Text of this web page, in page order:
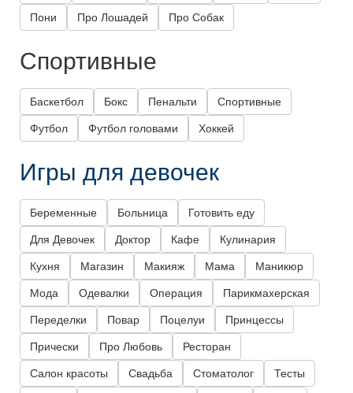
Пони Про Лошадей Про Собак
Спортивные
Баскетбол Бокс Пенальти Спортивные
Футбол Футбол головами Хоккей
Игры для девочек
Беременные Больница Готовить еду
Для Девочек Доктор Кафе Кулинария
Кухня Магазин Макияж Мама Маникюр
Мода Одевалки Операция Парикмахерская
Переделки Повар Поцелуи Принцессы
Прически Про Любовь Ресторан
Салон красоты Свадьба Стоматолог Тесты